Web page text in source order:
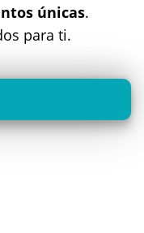
únicas.
para ti.